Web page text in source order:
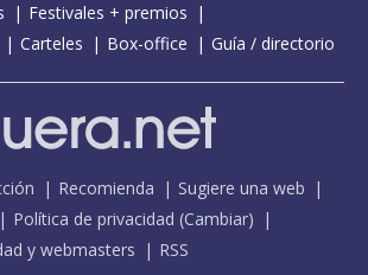
Festivales + premios
Carteles Box-office Guía / directorio
Recomienda
Sugiere una web
Política de privacidad (Cambiar)
y webmasters RSS